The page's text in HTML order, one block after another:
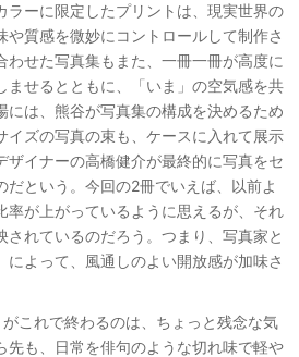
ラーに限定したプリントは、現実世界の
や質感を微妙にコントロールして制作さ
わせた写真集もまた、一冊一冊が高度に
ませるとともに、「いま」の空気感を共
には、熊谷が写真集の構成を決めるため
イズの写真の束も、ケースに入れて展示
ザイナーの高橋健介が最終的に写真をセ
だという。今回の2冊でいえば、以前よ
率が上がっているように思えるが、それ
されているのだろう。つまり、写真家と
によって、風通しのよい開放感が加味さ
がこれで終わるのは、ちょっと残念な気
先も、日常を俳句のような切れ味で軽や